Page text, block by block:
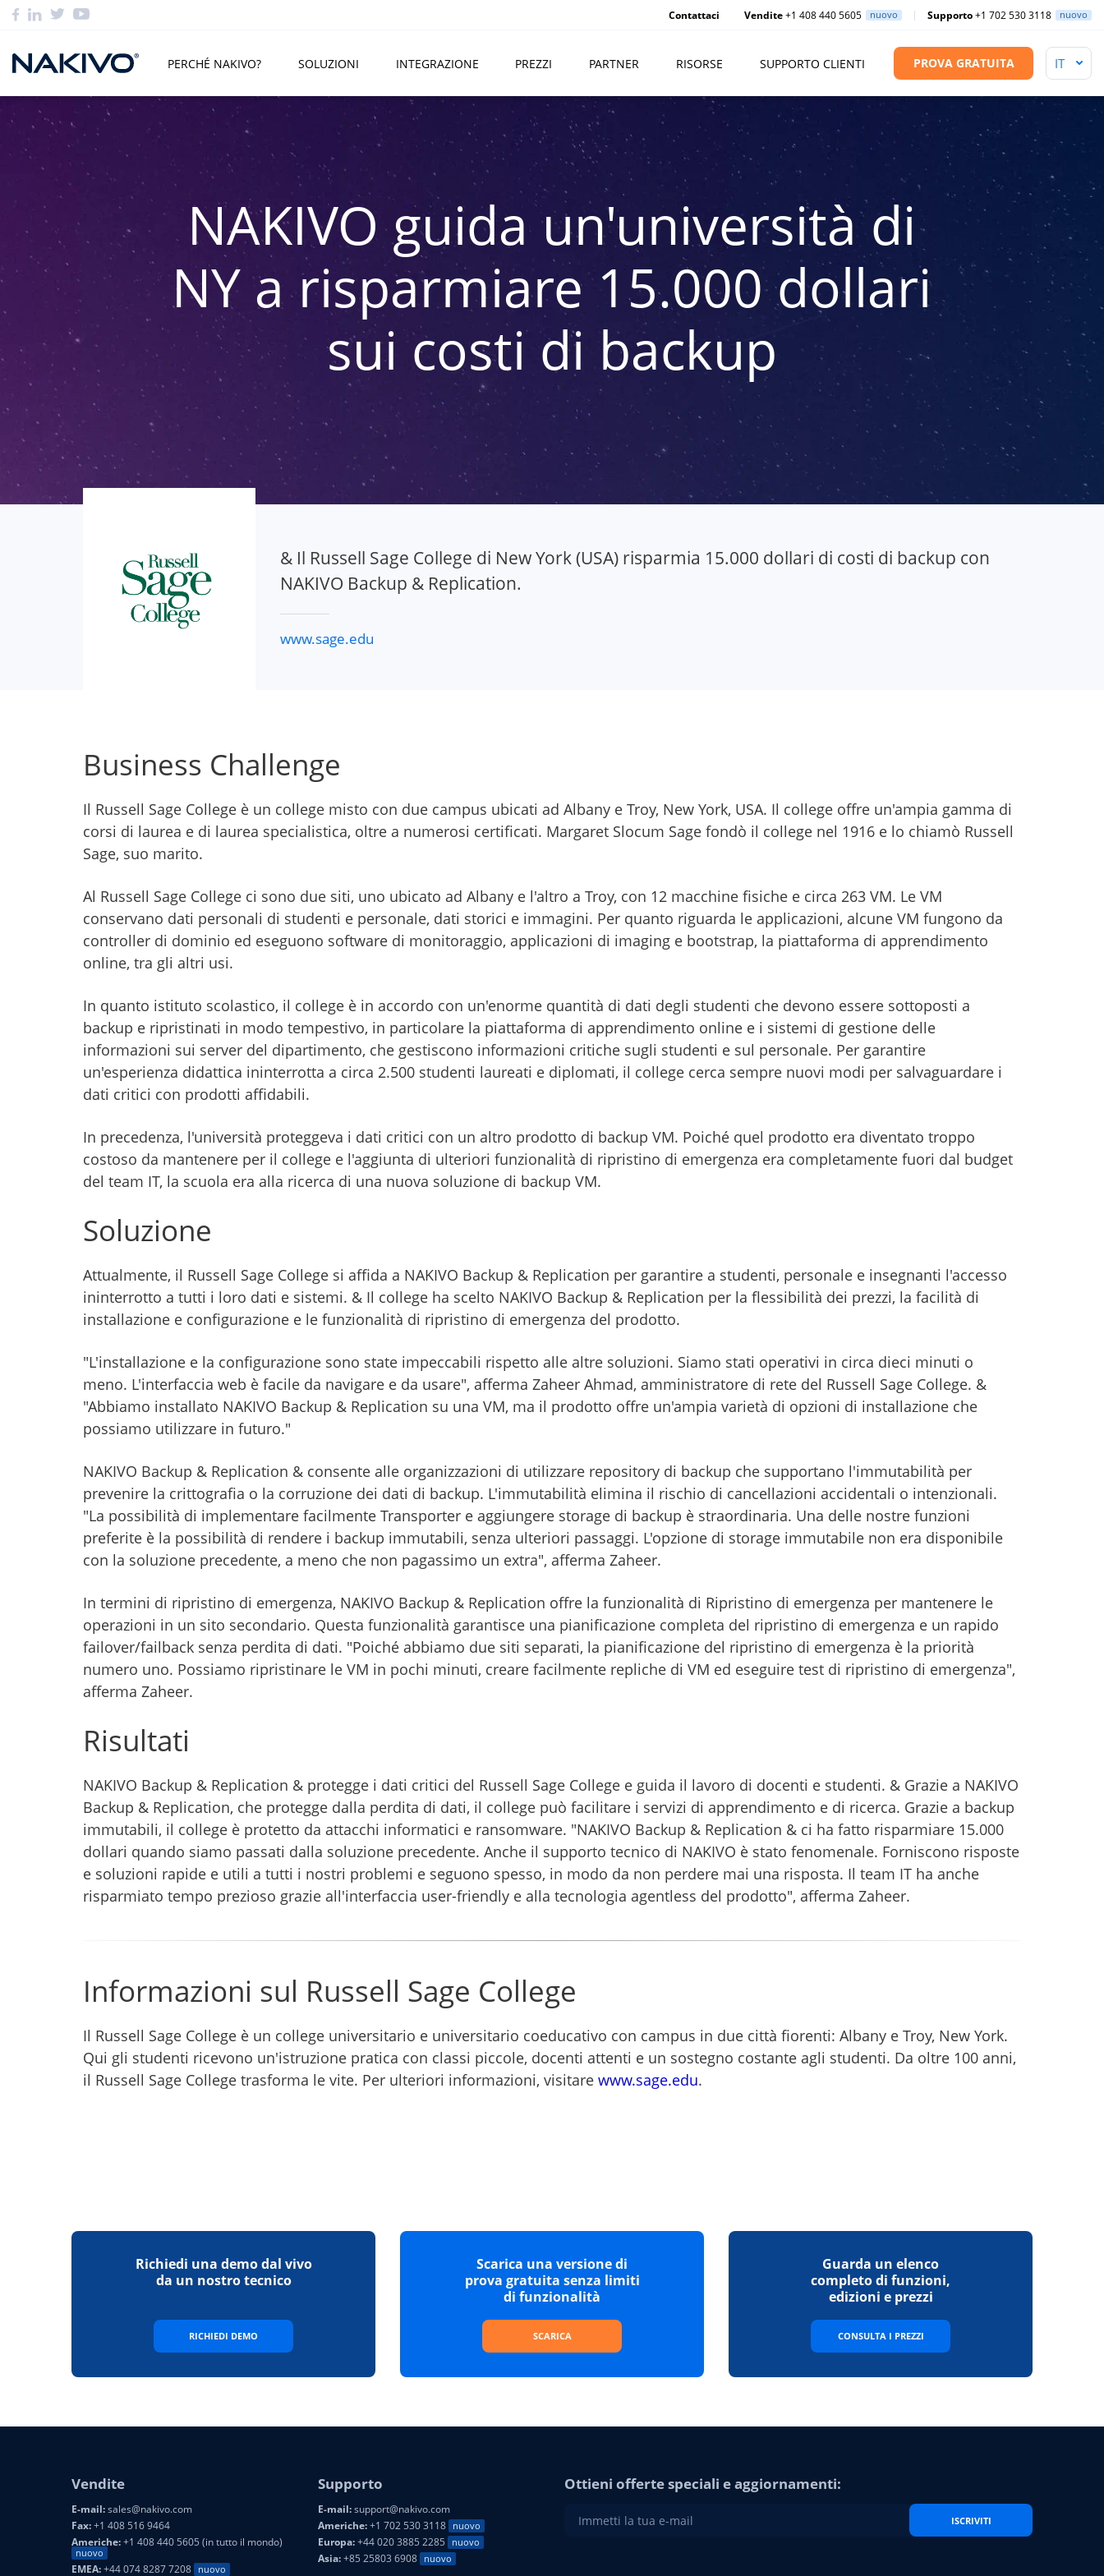
Contattaci Vendite+1 408 440 5605 nuovo Supporto+1 702 530 3118 nuovo
PERCHÉ NAKIVO? SOLUZIONI INTEGRAZIONE PREZZI PARTNER RISORSE SUPPORTO CLIENTI PROVA GRATUITA
NAKIVO guida un'università di
NY a risparmiare 15.000 dollari
sui costi di backup
& Il Russell Sage College di New York (USA) risparmia 15.000 dollari di costi di backup con
NAKIVO Backup & Replication.
www.sage.edu
Business Challenge
Il Russell Sage College è un college misto con due campus ubicati ad Albany e Troy, New York, USA. Il college offre un'ampia gamma di
corsi di laurea e di laurea specialistica, oltre a numerosi certificati. Margaret Slocum Sage fondò il college nel 1916 e lo chiamò Russell
Sage, suo marito.
Al Russell Sage College ci sono due siti, uno ubicato ad Albany e l'altro a Troy, con 12 macchine fisiche e circa 263 VM. Le VM
conservano dati personali di studenti e personale, dati storici e immagini. Per quanto riguarda le applicazioni, alcune VM fungono da
controller di dominio ed eseguono software di monitoraggio, applicazioni di imaging e bootstrap, la piattaforma di apprendimento
online, tra gli altri usi.
In quanto istituto scolastico, il college è in accordo con un'enorme quantità di dati degli studenti che devono essere sottoposti a
backup e ripristinati in modo tempestivo, in particolare la piattaforma di apprendimento online e i sistemi di gestione delle
informazioni sui server del dipartimento, che gestiscono informazioni critiche sugli studenti e sul personale. Per garantire
un'esperienza didattica ininterrotta a circa 2.500 studenti laureati e diplomati, il college cerca sempre nuovi modi per salvaguardare i
dati critici con prodotti affidabili.
In precedenza, l'università proteggeva i dati critici con un altro prodotto di backup VM. Poiché quel prodotto era diventato troppo
costoso da mantenere per il college e l'aggiunta di ulteriori funzionalità di ripristino di emergenza era completamente fuori dal budget
del team IT, la scuola era alla ricerca di una nuova soluzione di backup VM.
Soluzione
Attualmente, il Russell Sage College si affida a NAKIVO Backup & Replication per garantire a studenti, personale e insegnanti l'accesso
ininterrotto a tutti i loro dati e sistemi. & Il college ha scelto NAKIVO Backup & Replication per la flessibilità dei prezzi, la facilità di
installazione e configurazione e le funzionalità di ripristino di emergenza del prodotto.
"L'installazione e la configurazione sono state impeccabili rispetto alle altre soluzioni. Siamo stati operativi in circa dieci minuti o
meno. L'interfaccia web è facile da navigare e da usare", afferma Zaheer Ahmad, amministratore di rete del Russell Sage College. &
"Abbiamo installato NAKIVO Backup & Replication su una VM, ma il prodotto offre un'ampia varietà di opzioni di installazione che
possiamo utilizzare in futuro."
NAKIVO Backup & Replication & consente alle organizzazioni di utilizzare repository di backup che supportano l'immutabilità per
prevenire la crittografia o la corruzione dei dati di backup. L'immutabilità elimina il rischio di cancellazioni accidentali o intenzionali.
"La possibilità di implementare facilmente Transporter e aggiungere storage di backup è straordinaria. Una delle nostre funzioni
preferite è la possibilità di rendere i backup immutabili, senza ulteriori passaggi. L'opzione di storage immutabile non era disponibile
con la soluzione precedente, a meno che non pagassimo un extra", afferma Zaheer.
In termini di ripristino di emergenza, NAKIVO Backup & Replication offre la funzionalità di Ripristino di emergenza per mantenere le
operazioni in un sito secondario. Questa funzionalità garantisce una pianificazione completa del ripristino di emergenza e un rapido
failover/failback senza perdita di dati. "Poiché abbiamo due siti separati, la pianificazione del ripristino di emergenza è la priorità
numero uno. Possiamo ripristinare le VM in pochi minuti, creare facilmente repliche di VM ed eseguire test di ripristino di emergenza",
afferma Zaheer.
Risultati
NAKIVO Backup & Replication & protegge i dati critici del Russell Sage College e guida il lavoro di docenti e studenti. & Grazie a NAKIVO
Backup & Replication, che protegge dalla perdita di dati, il college può facilitare i servizi di apprendimento e di ricerca. Grazie a backup
immutabili, il college è protetto da attacchi informatici e ransomware. "NAKIVO Backup & Replication & ci ha fatto risparmiare 15.000
dollari quando siamo passati dalla soluzione precedente. Anche il supporto tecnico di NAKIVO è stato fenomenale. Forniscono risposte
e soluzioni rapide e utili a tutti i nostri problemi e seguono spesso, in modo da non perdere mai una risposta. Il team IT ha anche
risparmiato tempo prezioso grazie all'interfaccia user-friendly e alla tecnologia agentless del prodotto", afferma Zaheer.
Informazioni sul Russell Sage College
Il Russell Sage College è un college universitario e universitario coeducativo con campus in due città fiorenti: Albany e Troy, New York.
Qui gli studenti ricevono un'istruzione pratica con classi piccole, docenti attenti e un sostegno costante agli studenti. Da oltre 100 anni,
il Russell Sage College trasforma le vite. Per ulteriori informazioni, visitare www.sage.edu.
Richiedi una demo dal vivo
da un nostro tecnico
RICHIEDI DEMO
Scarica una versione di
prova gratuita senza limiti
di funzionalità
SCARICA
Guarda un elenco
completo di funzioni,
edizioni e prezzi
CONSULTA I PREZZI
Vendite
E-mail:sales@nakivo.com
Fax:+1 408 516 9464
Americhe:+1 408 440 5605 (in tutto il mondo)
nuovo
EMEA:+44 074 8287 7208 nuovo
Supporto
E-mail:support@nakivo.com
Americhe:+1 702 530 3118 nuovo
Europa:+44 020 3885 2285 nuovo
Asia:+85 25803 6908 nuovo
Ottieni offerte speciali e aggiornamenti:
ISCRIVITI